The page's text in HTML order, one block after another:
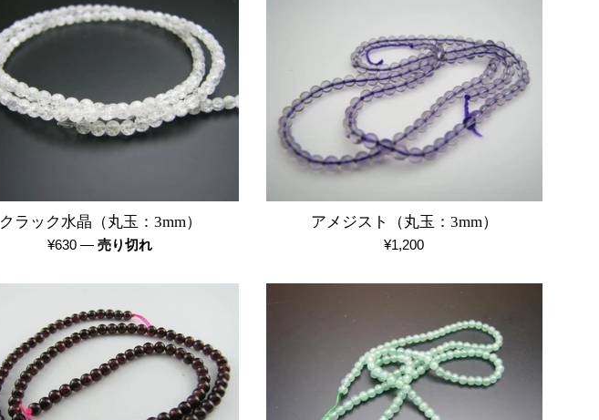
クラック水晶（丸玉：3mm）
通
価
¥630—売り切れ
アメジスト（丸玉：3mm）
通
価
¥1,200